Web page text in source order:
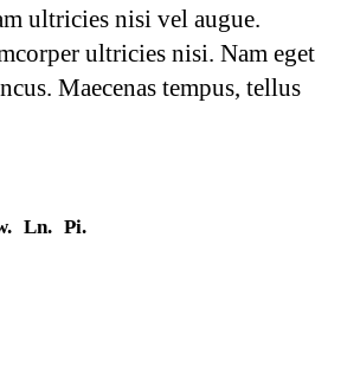
ultricies nisi vel augue.
ultricies nisi. Nam eget
Maecenas tempus, tellus
Ln. Pi.